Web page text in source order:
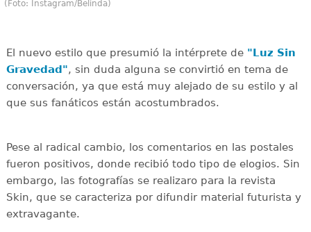
(Foto: Instagram/Belinda)
El nuevo estilo que presumió la intérprete de "Luz Sin
Gravedad", sin duda alguna se convirtió en tema de
conversación, ya que está muy alejado de su estilo y al
que sus fanáticos están acostumbrados.
Pese al radical cambio, los comentarios en las postales
fueron positivos, donde recibió todo tipo de elogios. Sin
embargo, las fotografías se realizaro para la revista
Skin, que se caracteriza por difundir material futurista y
extravagante.